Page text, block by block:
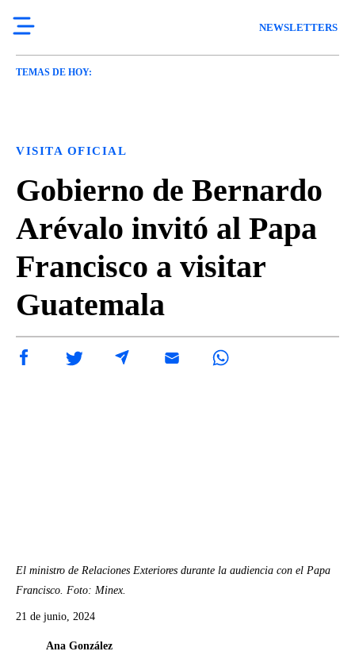
NEWSLETTERS
TEMAS DE HOY:
VISITA OFICIAL
Gobierno de Bernardo
Arévalo invitó al Papa
Francisco a visitar
Guatemala
El ministro de Relaciones Exteriores durante la audiencia con el Papa
Francisco. Foto: Minex.
Ana González
21 de junio, 2024